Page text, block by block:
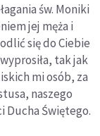
św. Moniki
jej męża i
się do Ciebie
tak jak
mi osób, za
naszego
Ducha Świętego.